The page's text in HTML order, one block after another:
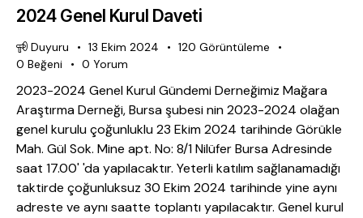
2024 Genel Kurul Daveti
Duyuru 13 Ekim 2024 120 Görüntüleme
0 Beğeni 0 Yorum
2023-2024 Genel Kurul Gündemi Derneğimiz Mağara
Araştırma Derneği, Bursa şubesi nin 2023-2024 olağan
genel kurulu çoğunluklu 23 Ekim 2024 tarihinde Görükle
Mah. Gül Sok. Mine apt. No: 8/1 Nilüfer Bursa Adresinde
saat 17.00' 'da yapılacaktır. Yeterli katılım sağlanamadığı
taktirde çoğunluksuz 30 Ekim 2024 tarihinde yine aynı
adreste ve aynı saatte toplantı yapılacaktır. Genel kurul